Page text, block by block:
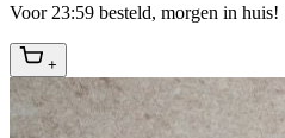
Voor 23:59 besteld, morgen in huis!
+